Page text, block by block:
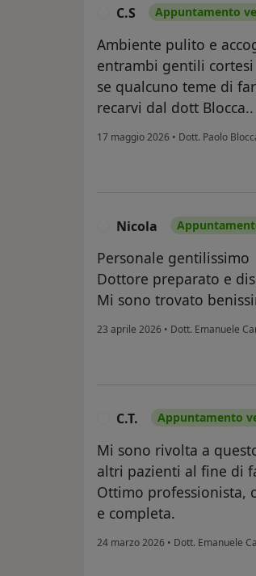
C.S Appuntamento
Ambiente pulito e
entrambi gentili
se qualcuno teme di
recarvi dal dott
17 maggio 2026 • Dott. Paolo
Nicola
Personale gentilissimo
Dottore preparato e
Mi sono trovato
23 aprile 2026 • Dott. Emanuele
C.T. Appuntamento
Mi sono rivolta a
altri pazienti al fine di
Ottimo professionista,
e completa.
24 marzo 2026 • Dott. Emanuele